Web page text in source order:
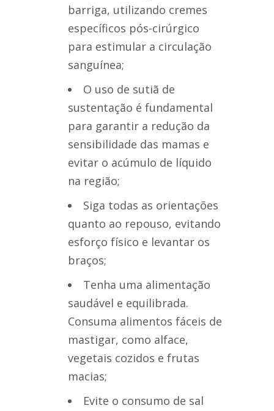
barriga, utilizando cremes
específicos pós-cirúrgico
para estimular a circulação
sanguínea;
O uso de sutiã de
sustentação é fundamental
para garantir a redução da
sensibilidade das mamas e
evitar o acúmulo de líquido
na região;
Siga todas as orientações
quanto ao repouso, evitando
esforço físico e levantar os
braços;
Tenha uma alimentação
saudável e equilibrada.
Consuma alimentos fáceis de
mastigar, como alface,
vegetais cozidos e frutas
macias;
Evite o consumo de sal